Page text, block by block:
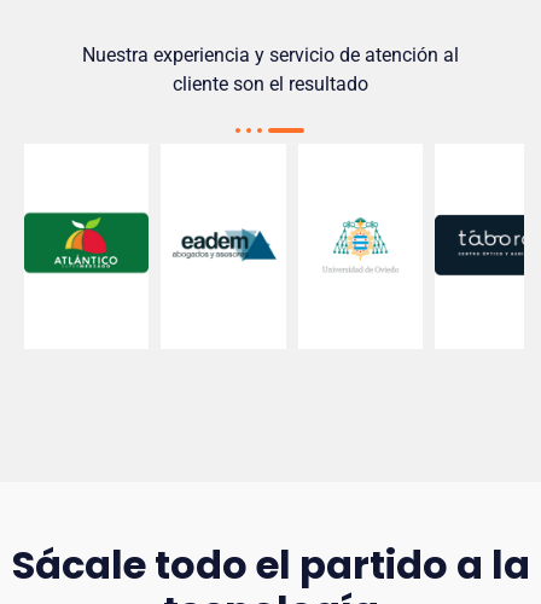
Nuestra experiencia y servicio de atención al
cliente son el resultado
Sácale todo el partido a la